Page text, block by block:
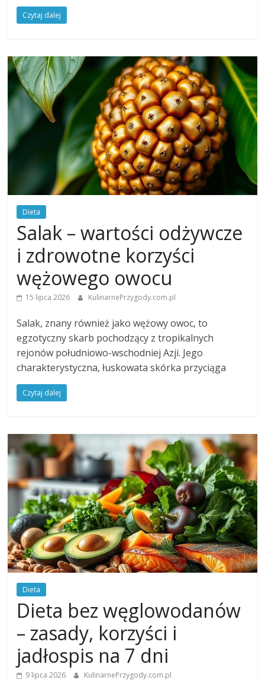
Czytaj dalej
Dieta
Salak – wartości odżywcze
i zdrowotne korzyści
wężowego owocu
15 lipca 2026 KulinarnePrzygody.com.pl
Salak, znany również jako wężowy owoc, to
egzotyczny skarb pochodzący z tropikalnych
rejonów południowo-wschodniej Azji. Jego
charakterystyczna, łuskowata skórka przyciąga
Czytaj dalej
Dieta
Dieta bez węglowodanów
– zasady, korzyści i
jadłospis na 7 dni
9 lipca 2026 KulinarnePrzygody.com.pl